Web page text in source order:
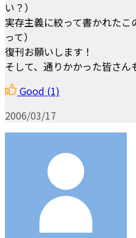
い？）
実存主義に絞って書かれた
って）
復刊お願いします！
そして、通りかかった皆さん
Good (1)
2006/03/17